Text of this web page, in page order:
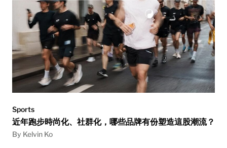
Sports
近年跑步時尚化、社群化，哪些品牌有份塑造這股潮流？
By Kelvin Ko